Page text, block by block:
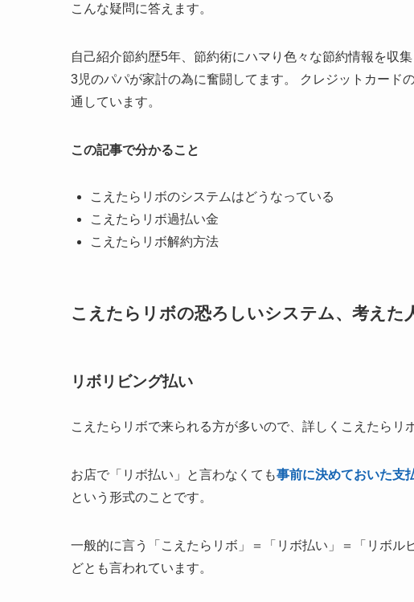
こんな疑問に答えます。
自己紹介節約歴5年、節約術にハマり色々な節約情報を収
3児のパパが家計の為に奮闘してます。 クレジットカード
通しています。
この記事で分かること
こえたらリボのシステムはどうなっている
こえたらリボ過払い金
こえたらリボ解約方法
こえたらリボの恐ろしいシステム、考えた
リボリビング払い
こえたらリボで来られる方が多いので、詳しくこえたらリ
お店で「リボ払い」と言わなくても事前に決めておいた支
という形式のことです。
一般的に言う「こえたらリボ」＝「リボ払い」＝「リボ
どとも言われています。